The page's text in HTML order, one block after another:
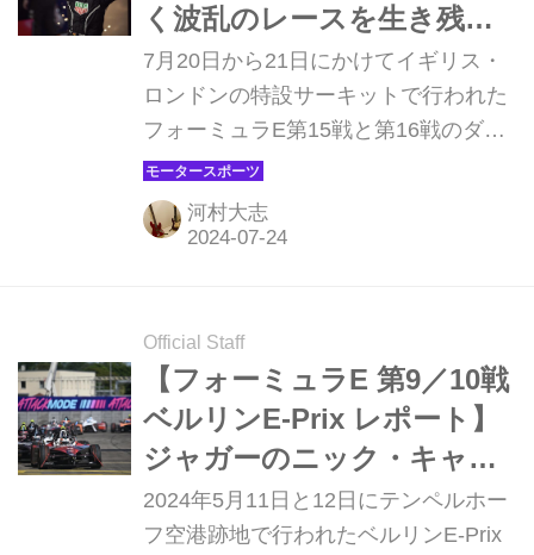
く波乱のレースを生き残っ
たパスカル・ウェーレイン
がチャンピオン獲得！
7月20日から21日にかけてイギリス・
ロンドンの特設サーキットで行われた
フォーミュラE第15戦と第16戦のダブ
ルヘッダー。今シーズンのチャンピオ
ンが決まる大会だが、2レースとも波
乱が続く展開に。そして最後にチャン
PORSCHE FORMULA E TEAM）だっ
た。
河村大志
Official Staff
【フォーミュラE 第9／10戦
ベルリンE-Prix レポート】
ジャガーのニック・キャシ
ディが今季2勝目！第10戦は
地元ポルシェのアントニ
2024年5月11日と12日にテンペルホー
フ空港跡地で行われたベルリンE-Prix